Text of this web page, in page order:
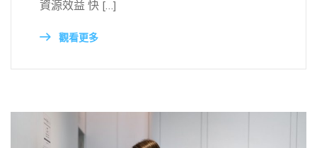
資源效益 快 […]
觀看更多